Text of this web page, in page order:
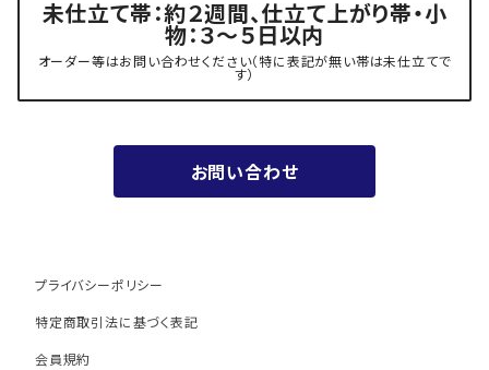
夏用
- 振袖の帯・ママ振り・振袖用袋帯
『marumasa.fab』丸正織物
未仕立て帯：約２週間、仕立て上がり帯・小
物：３～５日以内
オーダー等はお問い合わせください（特に表記が無い帯は未仕立てで
す）
お問い合わせ
プライバシーポリシー
特定商取引法に基づく表記
会員規約